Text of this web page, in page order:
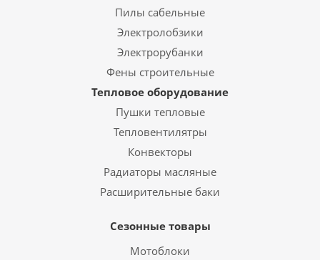
Пилы сабельные
Электролобзики
Электрорубанки
Фены строительные
Тепловое оборудование
Пушки тепловые
Тепловентилятры
Конвекторы
Радиаторы масляные
Расширительные баки
Сезонные товары
Мотоблоки